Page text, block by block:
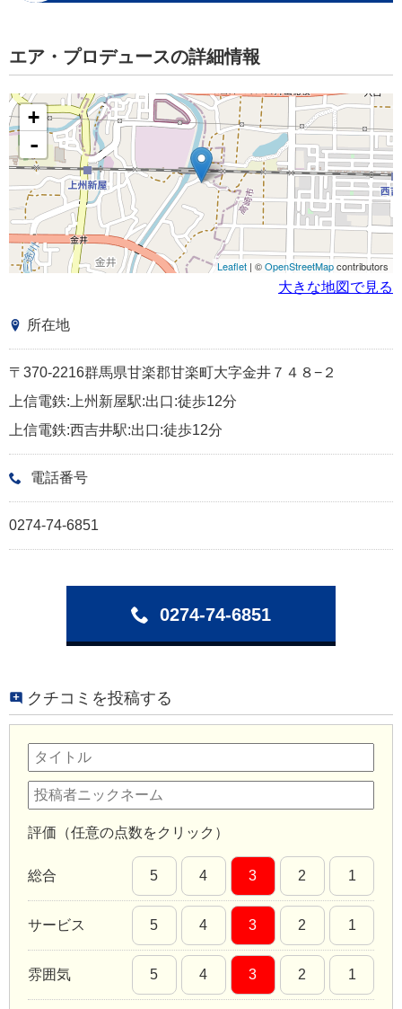
エア・プロデュースの詳細情報
+
-
Leaflet | ©OpenStreetMapcontributors
大きな地図で見る
所在地
〒370-2216群馬県甘楽郡甘楽町大字金井７４８−２
上信電鉄:上州新屋駅:出口:徒歩12分
上信電鉄:西吉井駅:出口:徒歩12分
電話番号
0274-74-6851
0274-74-6851
クチコミを投稿する
評価（任意の点数をクリック）
総合 5 4 3 2 1
サービス 5 4 3 2 1
雰囲気 5 4 3 2 1